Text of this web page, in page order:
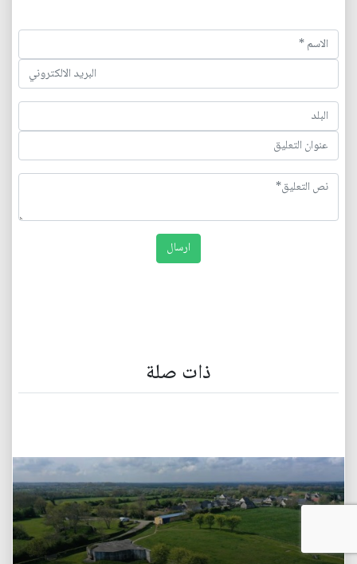
ذات صلة